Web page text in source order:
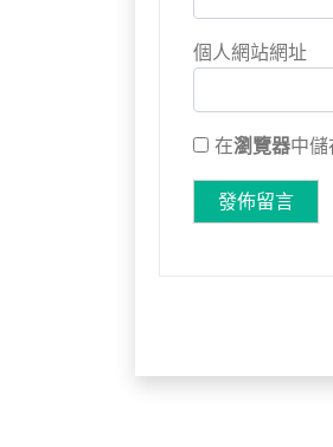
個人網站網址
在瀏覽器中